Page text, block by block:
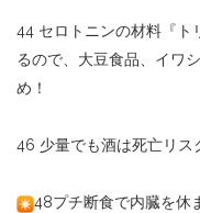
44 セロトニンの材料『ト
るので、大豆食品、イワ
め！
46 少量でも酒は死亡リス
48プチ断食で内臓を休